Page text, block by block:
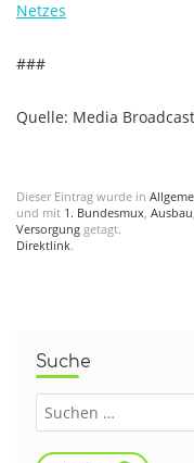
Netzes
###
Quelle: Media Broadcast
Dieser Eintrag wurde in
und mit 1. Bundesmux, Ausbau
Versorgung getagt.
Direktlink.
Suche